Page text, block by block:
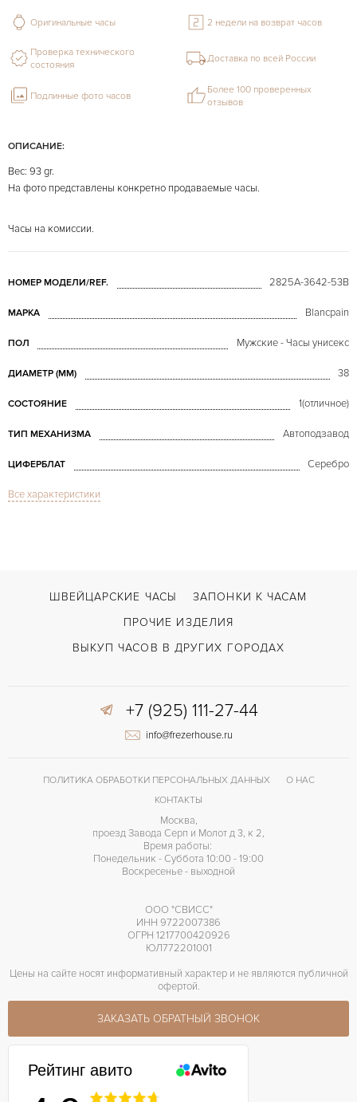
ОПИСАНИЕ:
Вес: 93 gr.
На фото представлены конкретно продаваемые часы.
Часы на комиссии.
НОМЕР МОДЕЛИ/REF. 2825A-3642-53B
МАРКА Blancpain
ПОЛ Мужские - Часы унисекс
ДИАМЕТР (MM) 38
СОСТОЯНИЕ 1(отличное)
ТИП МЕХАНИЗМА Автоподзавод
ЦИФЕРБЛАТ Серебро
СТЕКЛО
Индикатор резерва хода, Лимитированная серия, Люминесцентные
Все характеристики
Оригинальные часы 2 недели на возврат часов
Проверка технического
состояния
Доставка по всей России
Подлинные фото часов
Более 100 проверенных
отзывов
ШВЕЙЦАРСКИЕ ЧАСЫ
ЗАПОНКИ К ЧАСАМ
ПРОЧИЕ ИЗДЕЛИЯ
ВЫКУП ЧАСОВ В ДРУГИХ ГОРОДАХ
+7 (925) 111-27-44
info@frezerhouse.ru
ПОЛИТИКА ОБРАБОТКИ ПЕРСОНАЛЬНЫХ ДАННЫХ
О НАС
КОНТАКТЫ
Москва,
проезд Завода Серп и Молот д 3, к 2,
Время работы:
Понедельник - Суббота 10:00 - 19:00
Воскресенье - выходной
ООО "СВИСС"
ИНН 9722007386
ОГРН 1217700420926
ЮЛ772201001
Цены на сайте носят информативный характер и не являются публичной
офертой.
ЗАКАЗАТЬ ОБРАТНЫЙ ЗВОНОК
Рейтинг авито